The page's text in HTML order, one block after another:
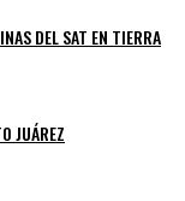
DEL SAT EN TIERRA
JUÁREZ